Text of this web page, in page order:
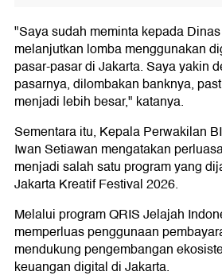
"Saya sudah meminta kepada
melanjutkan lomba menggunakan
pasar-pasar di Jakarta. Saya yakin
pasarnya, dilombakan banknya,
menjadi lebih besar," katanya.
Sementara itu, Kepala Perwakilan
Iwan Setiawan mengatakan
menjadi salah satu program yang
Jakarta Kreatif Festival 2026.
Melalui program QRIS Jelajah
memperluas penggunaan
mendukung pengembangan
keuangan digital di Jakarta.